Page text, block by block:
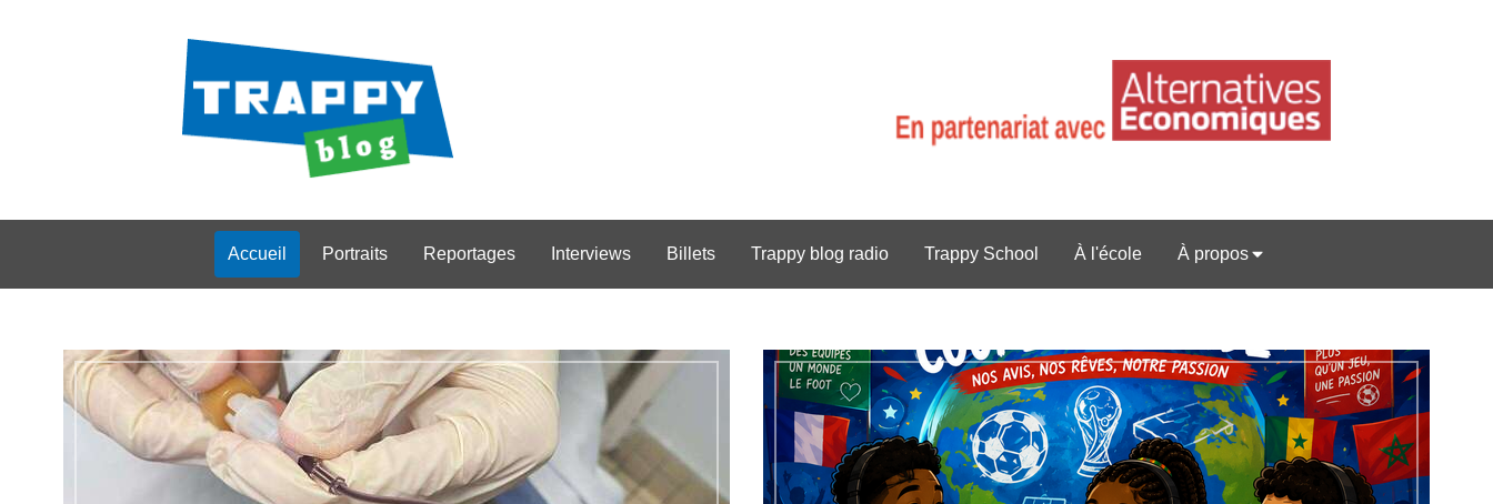
Accueil Portraits Reportages Interviews Billets Trappy blog radio Trappy School À l'école À propos